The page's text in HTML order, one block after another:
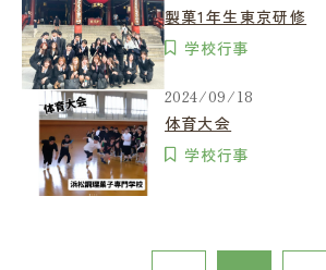
製菓1年生東京研修
学校行事
2024/09/18
体育大会
学校行事